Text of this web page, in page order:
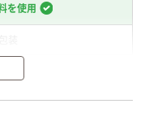
を使用
すい設計